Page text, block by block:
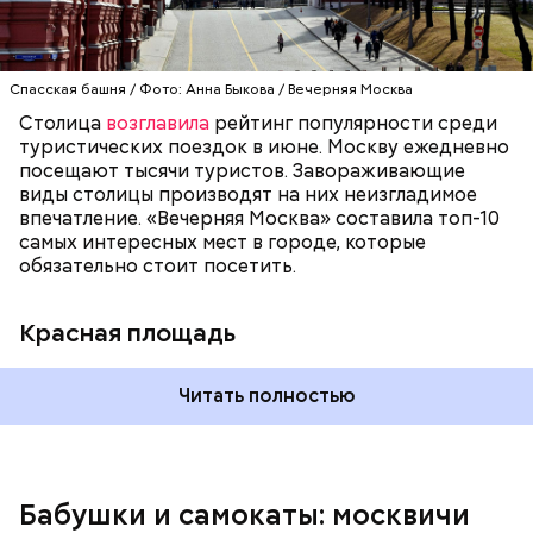
Спасская башня / Фото: Анна Быкова / Вечерняя Москва
Столица возглавила рейтинг популярности среди
туристических поездок в июне. Москву ежедневно
посещают тысячи туристов. Завораживающие
виды столицы производят на них неизгладимое
впечатление. «Вечерняя Москва» составила топ-10
самых интересных мест в городе, которые
обязательно стоит посетить.
Красная площадь
1990 году комплекс Московского Кремля и Красной
площади были включены в состав списка
Всемирного культурного наследия ЮНЕСКО.
Читать полностью
Бабушки и самокаты: москвичи
— Вот меня очень раздражает, когда пытаешься
выйти из вагона метро, а люди стоят прямо по
— Еще типичная ситуация, когда говорят:
«Занимайте обе стороны эскалатора». А никто не
занимает! И из-за этого образуется огромная
очередь. И если опаздываешь, то идешь по этому
огромному эскалатору очень-очень долго, —
поделился Андрей, 19 лет.